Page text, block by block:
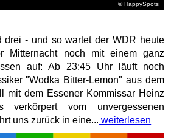
© HappySpots
drei - und so wartet der WDR heute
Mitternacht noch mit einem ganz
auf: Ab 23:45 Uhr läuft noch
"Wodka Bitter-Lemon" aus dem
mit dem Essener Kommissar Heinz
verkörpert vom unvergessenen
uns zurück in eine... weiterlesen